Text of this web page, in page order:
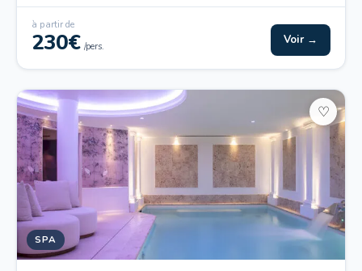
à partir de
230€ /pers. Voir →
SPA
♡